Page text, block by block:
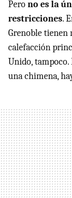
Perono es la
restricciones.
Grenoble tienen
calefacción
Unido, tampoco.
una chimena,